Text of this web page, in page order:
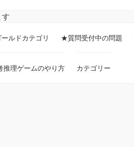
す
ルドカテゴリ ★質問受付中の問題
推理ゲームのやり方 カテゴリー